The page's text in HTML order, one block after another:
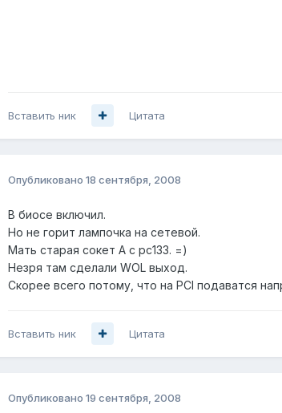
Вставить ник Цитата
Опубликовано 18 сентября, 2008
В биосе включил.
Но не горит лампочка на сетевой.
Мать старая сокет А с pc133. =)
Незря там сделали WOL выход.
Скорее всего потому, что на PCI подаватся
Вставить ник Цитата
Опубликовано 19 сентября, 2008